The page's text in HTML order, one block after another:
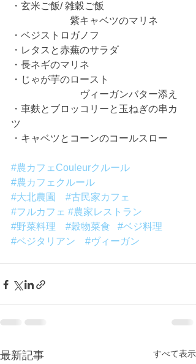
・玄米ご飯/ 雑穀ご飯
紫キャベツのマリネ
・ベジストロガノフ
・レタスと赤蕪のサラダ
・長ネギのマリネ
・じゃが芋のロースト
ヴィーガンバター添え
・車麩とブロッコリーと玉ねぎの串カ
ツ
・キャベツとコーンのコールスロー
#農カフェCouleurクルール
#農カフェクルール
#大北農園
#古民家カフェ
#フルカフェ #農家レストラン
#野菜料理
#穀物菜食
#ベジ料理
#ベジタリアン
#ヴィーガン
最新記事 すべて表示